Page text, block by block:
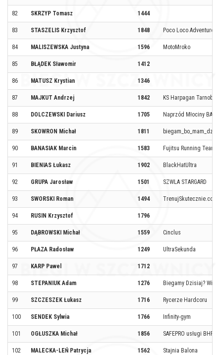
82 SKRZYP Tomasz 1444
83 STASZELIS Krzysztof 1848 Poco Loco Adventure
84 MALISZEWSKA Justyna 1596 MotoMroko
85 BŁĄDEK Sławomir 1412
86 MATUSZ Krystian 1346
87 MAJKUT Andrzej 1842 KS Harpagan
88 DOLCZEWSKI Dariusz 1705 Naprzód Młociny BAT
89 SKOWRON Michał 1811 biegam_bo_mam_dzieci
90 BANASIAK Marcin 1583 Fujitsu Running Team
91 BIENIAS Łukasz 1902 BlackHatUltra
92 GRUPA Jarosław 1501 SZWLA STARGARD
93 SWORSKI Roman 1494 TrenujSkutecznie.com
94 RUSIN Krzysztof 1796
95 DĄBROWSKI Michał 1559 Cinclus
96 PŁAZA Radosław 1249 UltraSekunda
97 KARP Pawel 1712
98 STEPANIUK Adam 1276 Biegamy Dzisiaj?
99 SZCZESZEK Łukasz 1716 Rycerze Hardcoru
100 SENDEK Sylwia 1766 Infinity-gym
101 OGŁUSZKA Michał 1856 SAFEPRO usługi BHP
102 MALECKA-LEŃ Patrycja 1562 Stajnia Balona